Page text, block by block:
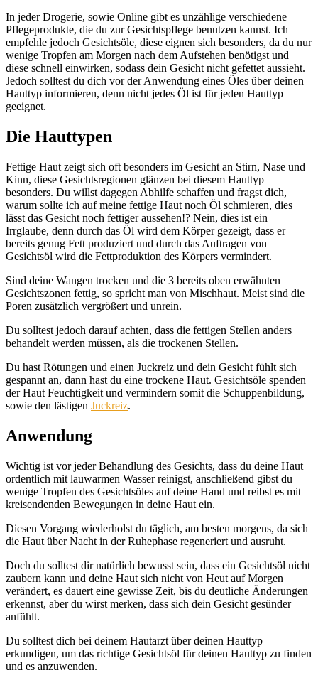
In jeder Drogerie, sowie Online gibt es unzählige verschiedene
Pflegeprodukte, die du zur Gesichtspflege benutzen kannst. Ich
empfehle jedoch Gesichtsöle, diese eignen sich besonders, da du nur
wenige Tropfen am Morgen nach dem Aufstehen benötigst und
diese schnell einwirken, sodass dein Gesicht nicht gefettet aussieht.
Jedoch solltest du dich vor der Anwendung eines Öles über deinen
Hauttyp informieren, denn nicht jedes Öl ist für jeden Hauttyp
geeignet.
Die Hauttypen
Fettige Haut zeigt sich oft besonders im Gesicht an Stirn, Nase und
Kinn, diese Gesichtsregionen glänzen bei diesem Hauttyp
besonders. Du willst dagegen Abhilfe schaffen und fragst dich,
warum sollte ich auf meine fettige Haut noch Öl schmieren, dies
lässt das Gesicht noch fettiger aussehen!? Nein, dies ist ein
Irrglaube, denn durch das Öl wird dem Körper gezeigt, dass er
bereits genug Fett produziert und durch das Auftragen von
Gesichtsöl wird die Fettproduktion des Körpers vermindert.
Sind deine Wangen trocken und die 3 bereits oben erwähnten
Gesichtszonen fettig, so spricht man von Mischhaut. Meist sind die
Poren zusätzlich vergrößert und unrein.
Du solltest jedoch darauf achten, dass die fettigen Stellen anders
behandelt werden müssen, als die trockenen Stellen.
Du hast Rötungen und einen Juckreiz und dein Gesicht fühlt sich
gespannt an, dann hast du eine trockene Haut. Gesichtsöle spenden
der Haut Feuchtigkeit und vermindern somit die Schuppenbildung,
sowie den lästigen Juckreiz.
Anwendung
Wichtig ist vor jeder Behandlung des Gesichts, dass du deine Haut
ordentlich mit lauwarmen Wasser reinigst, anschließend gibst du
wenige Tropfen des Gesichtsöles auf deine Hand und reibst es mit
kreisendenden Bewegungen in deine Haut ein.
Diesen Vorgang wiederholst du täglich, am besten morgens, da sich
die Haut über Nacht in der Ruhephase regeneriert und ausruht.
Doch du solltest dir natürlich bewusst sein, dass ein Gesichtsöl nicht
zaubern kann und deine Haut sich nicht von Heut auf Morgen
verändert, es dauert eine gewisse Zeit, bis du deutliche Änderungen
erkennst, aber du wirst merken, dass sich dein Gesicht gesünder
anfühlt.
Du solltest dich bei deinem Hautarzt über deinen Hauttyp
erkundigen, um das richtige Gesichtsöl für deinen Hauttyp zu finden
und es anzuwenden.